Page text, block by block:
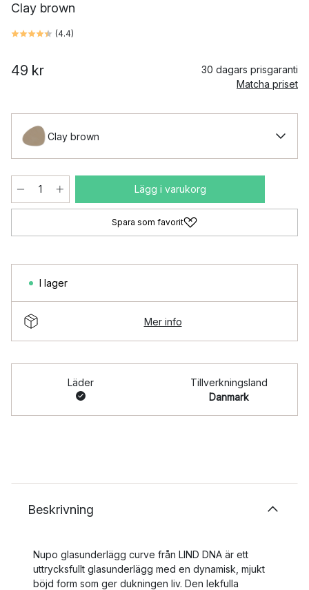
Clay brown
(4.4)
49 kr
30 dagars prisgaranti
Matcha priset
Clay brown
Lägg i varukorg
Spara som favorit
I lager
Mer info
Läder
Tillverkningsland
Danmark
Beskrivning
Nupo glasunderlägg curve från LIND DNA är ett
uttrycksfullt glasunderlägg med en dynamisk, mjukt
böjd form som ger dukningen liv. Den lekfulla